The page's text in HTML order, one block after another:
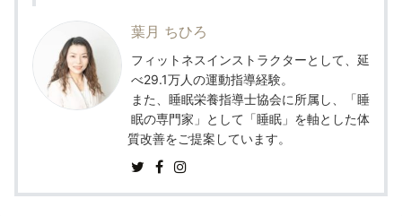
葉月 ちひろ
フィットネスインストラクターとして、延
べ29.1万人の運動指導経験。
また、睡眠栄養指導士協会に所属し、「睡
眠の専門家」として「睡眠」を軸とした体
質改善をご提案しています。